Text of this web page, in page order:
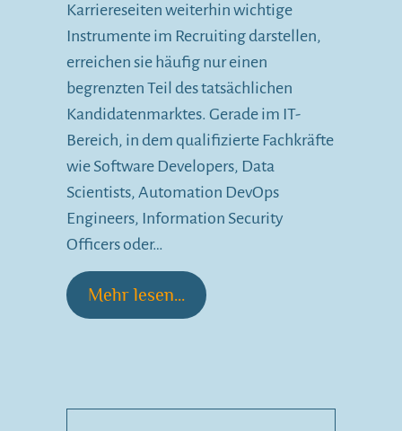
Karriereseiten weiterhin wichtige
Instrumente im Recruiting darstellen,
erreichen sie häufig nur einen
begrenzten Teil des tatsächlichen
Kandidatenmarktes. Gerade im IT-
Bereich, in dem qualifizierte Fachkräfte
wie Software Developers, Data
Scientists, Automation DevOps
Engineers, Information Security
Officers oder…
Mehr lesen...